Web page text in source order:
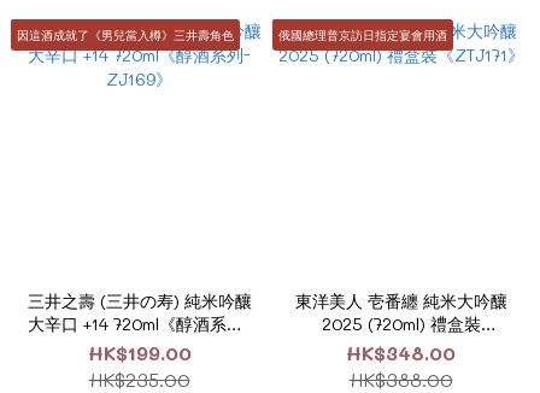
因這酒成就了《男兒當入樽》三井壽角色
三井之壽 (三井の寿) 純米吟釀
大辛口 +14 720ml《醇酒系列-
ZJ169》
HK$199.00
HK$235.00
俄國總理普京訪日指定宴會用酒
東洋美人 壱番纏 純米大吟釀
2025 (720ml) 禮盒裝
《ZTJ171》
HK$348.00
HK$388.00